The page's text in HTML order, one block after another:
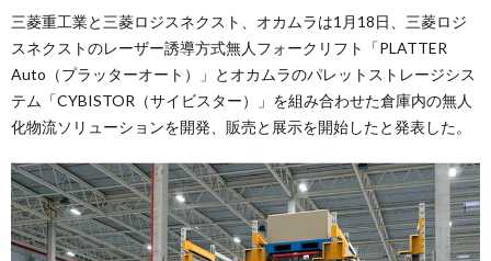
三菱重工業と三菱ロジスネクスト、オカムラは1月18日、三菱ロジ
スネクストのレーザー誘導方式無人フォークリフト「PLATTER
Auto（プラッターオート）」とオカムラのパレットストレージシス
テム「CYBISTOR（サイビスター）」を組み合わせた倉庫内の無人
化物流ソリューションを開発、販売と展示を開始したと発表した。